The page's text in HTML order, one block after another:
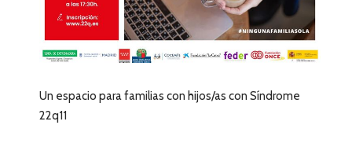
Un espacio para familias con hijos/as con Síndrome
22q11